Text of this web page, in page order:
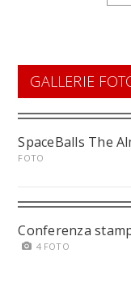
GALLERIE
SpaceBalls The
FOTO
Conferenza
4 FOTO